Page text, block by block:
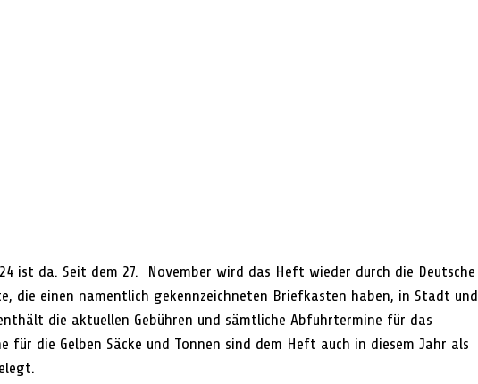
ist da. Seit dem 27.  November wird das Heft wieder durch die Deutsche
die einen namentlich gekennzeichneten Briefkasten haben, in Stadt und
die aktuellen Gebühren und sämtliche Abfuhrtermine für das
für die Gelben Säcke und Tonnen sind dem Heft auch in diesem Jahr als